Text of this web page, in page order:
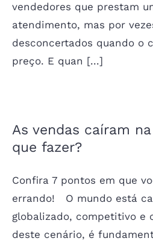
vendedores que prestam
atendimento, mas por
desconcertados quando o
preço. E quan [...]
As vendas caíram
que fazer?
Confira 7 pontos em que
errando! O mundo está
globalizado, competitivo e
deste cenário, é